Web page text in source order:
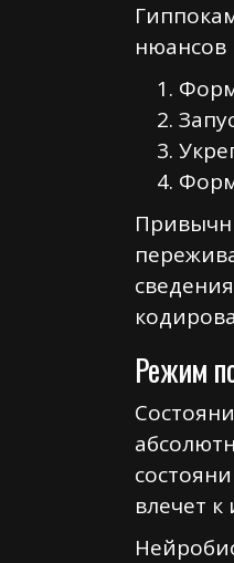
нюансов
Режим
влечет